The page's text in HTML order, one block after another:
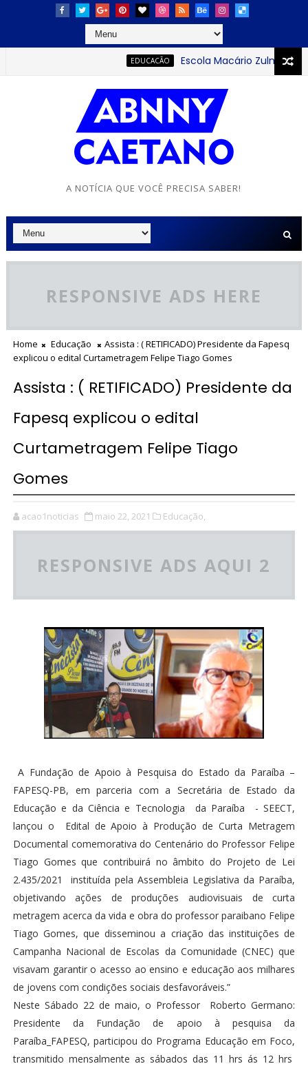
EDUCACÃO Escola Macário Zulmiro se
A NOTÍCIA QUE VOCÊ PRECISA SABER!
RESPONSIVE ADS HERE
Home Educação
Assista : ( RETIFICADO) Presidente da Fapesq
explicou o edital Curtametragem Felipe Tiago Gomes
Assista : ( RETIFICADO) Presidente da
Fapesq explicou o edital
Curtametragem Felipe Tiago
Gomes
acao1noticias maio 22, 2021 Educação,
RESPONSIVE ADS AQUI 2
A Fundação de Apoio à Pesquisa do Estado da Paraíba –
FAPESQ-PB, em parceria com a Secretária de Estado da
Educação e da Ciência e Tecnologia da Paraíba - SEECT,
lançou o Edital de Apoio à Produção de Curta Metragem
Documental comemorativa do Centenário do Professor Felipe
Tiago Gomes que contribuirá no âmbito do Projeto de Lei
2.435/2021 instituída pela Assembleia Legislativa da Paraíba,
objetivando ações de produções audiovisuais de curta
metragem acerca da vida e obra do professor paraibano Felipe
Tiago Gomes, que disseminou a criação das instituições de
Campanha Nacional de Escolas da Comunidade (CNEC) que
visavam garantir o acesso ao ensino e educação aos milhares
de jovens com condições sociais desfavoráveis.”
Neste Sábado 22 de maio, o Professor Roberto Germano:
Presidente da Fundação de apoio à pesquisa da
Paraíba_FAPESQ, participou do Programa Educação em Foco,
transmitido mensalmente as sábados das 11 hrs ás 12 hrs